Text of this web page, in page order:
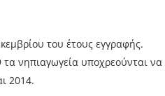
του έτους εγγραφής.
τα νηπιαγωγεία υποχρεούνται να
2014.